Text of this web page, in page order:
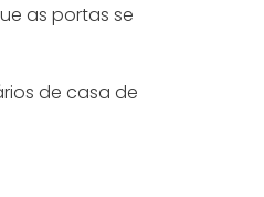
as portas se
de casa de